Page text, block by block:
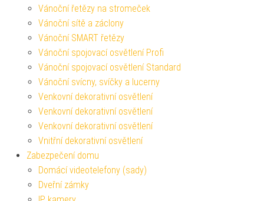
Vánoční řetězy na stromeček
Vánoční sítě a záclony
Vánoční SMART řetězy
Vánoční spojovací osvětlení Profi
Vánoční spojovací osvětlení Standard
Vánoční svícny, svíčky a lucerny
Venkovní dekorativní osvětlení
Venkovní dekorativní osvětlení
Venkovní dekorativní osvětlení
Vnitřní dekorativní osvětlení
Zabezpečení domu
Domácí videotelefony (sady)
Dveřní zámky